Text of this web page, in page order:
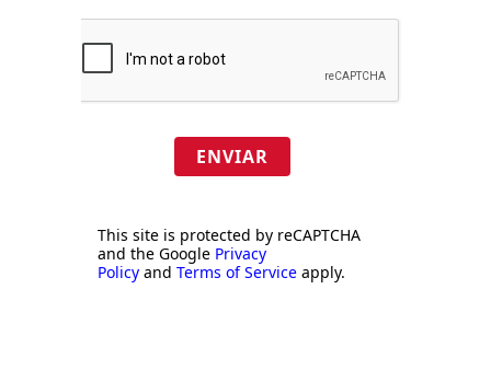
ENVIAR
This site is protected by reCAPTCHA
and the Google Privacy
Policy and Terms of Service apply.